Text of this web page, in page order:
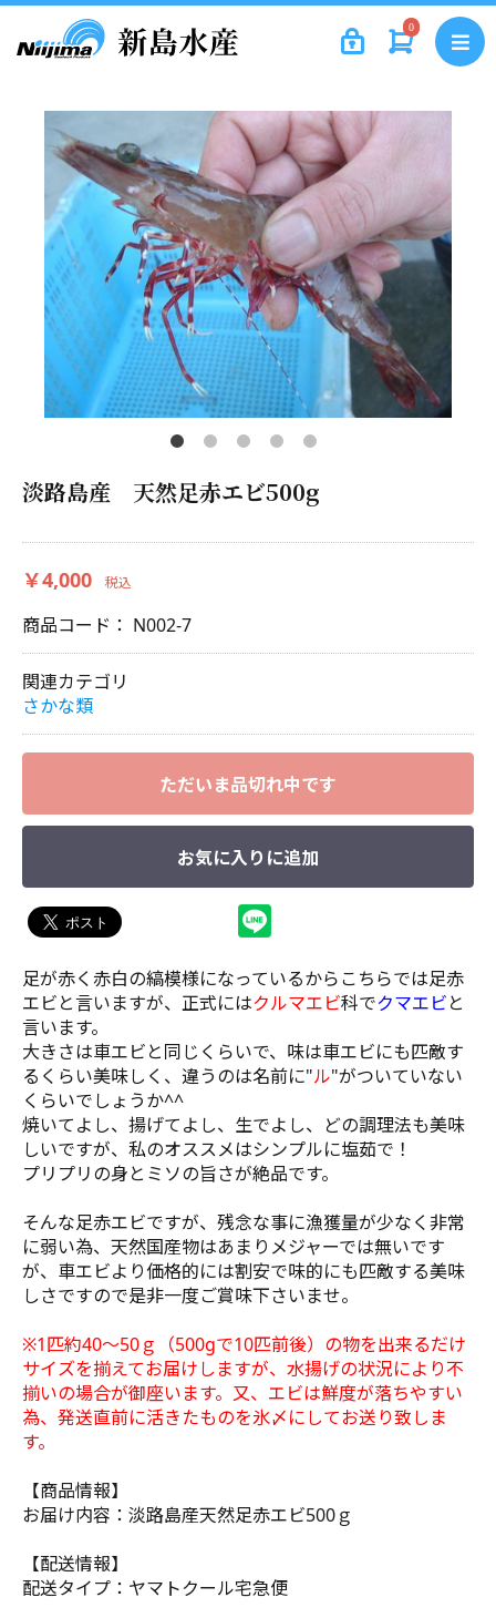
0
淡路島産 天然足赤エビ500g
￥4,000 税込
商品コード： N002-7
関連カテゴリ
さかな類
ただいま品切れ中です
お気に入りに追加
足が赤く赤白の縞模様になっているからこちらでは足赤
エビと言いますが、正式にはクルマエビ科でクマエビと
言います。
大きさは車エビと同じくらいで、味は車エビにも匹敵す
るくらい美味しく、違うのは名前に"ル"がついていない
くらいでしょうか^^
焼いてよし、揚げてよし、生でよし、どの調理法も美味
しいですが、私のオススメはシンプルに塩茹で！
プリプリの身とミソの旨さが絶品です。
そんな足赤エビですが、残念な事に漁獲量が少なく非常
に弱い為、天然国産物はあまりメジャーでは無いです
が、車エビより価格的には割安で味的にも匹敵する美味
しさですので是非一度ご賞味下さいませ。
※1匹約40～50ｇ（500gで10匹前後）の物を出来るだけ
サイズを揃えてお届けしますが、水揚げの状況により不
揃いの場合が御座います。又、エビは鮮度が落ちやすい
為、発送直前に活きたものを氷〆にしてお送り致しま
す。
【商品情報】
お届け内容：淡路島産天然足赤エビ500ｇ
【配送情報】
配送タイプ：ヤマトクール宅急便